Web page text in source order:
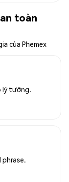
toàn
của Phemex
lý tưởng.